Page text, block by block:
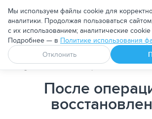
Апоквел Ветмедин
PetDog Собакам Корма для собак
После
Мы используем файлы cookie для
аналитики. Продолжая пользоваться
с их использованием; аналитические
Подробнее — в Политике использования
Отклонить